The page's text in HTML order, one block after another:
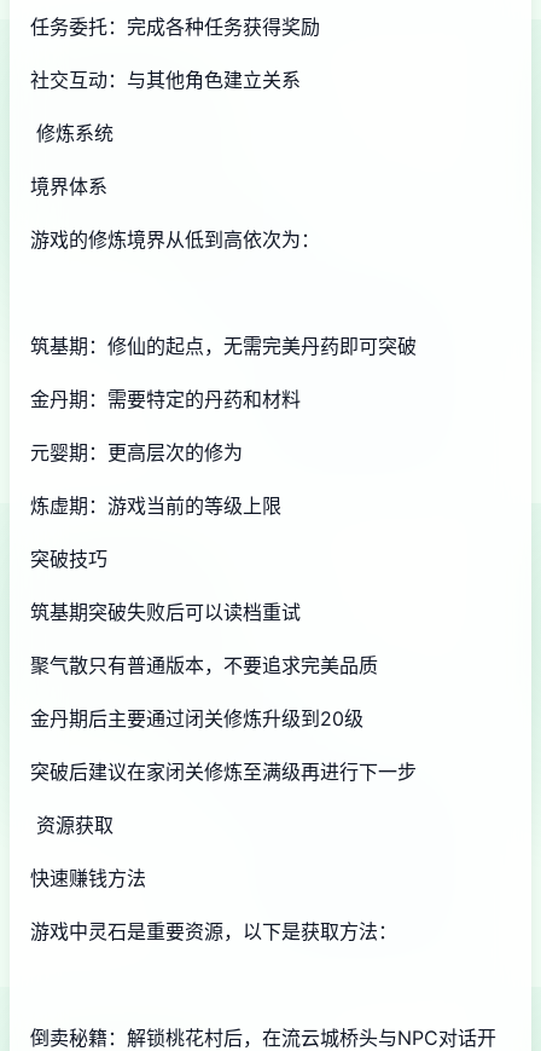
任务委托：完成各种任务获得奖励
社交互动：与其他角色建立关系
修炼系统
境界体系
游戏的修炼境界从低到高依次为：
筑基期：修仙的起点，无需完美丹药即可突破
金丹期：需要特定的丹药和材料
元婴期：更高层次的修为
炼虚期：游戏当前的等级上限
突破技巧
筑基期突破失败后可以读档重试
聚气散只有普通版本，不要追求完美品质
金丹期后主要通过闭关修炼升级到20级
突破后建议在家闭关修炼至满级再进行下一步
资源获取
快速赚钱方法
游戏中灵石是重要资源，以下是获取方法：
倒卖秘籍：解锁桃花村后，在流云城桥头与NPC对话开